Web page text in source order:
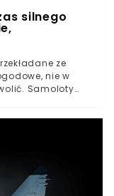
silnego
ze
nie w
Samoloty